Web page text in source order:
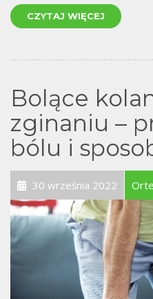
CZYTAJ WIĘCEJ
Bolące
zginaniu –
bólu i
30 września 2022